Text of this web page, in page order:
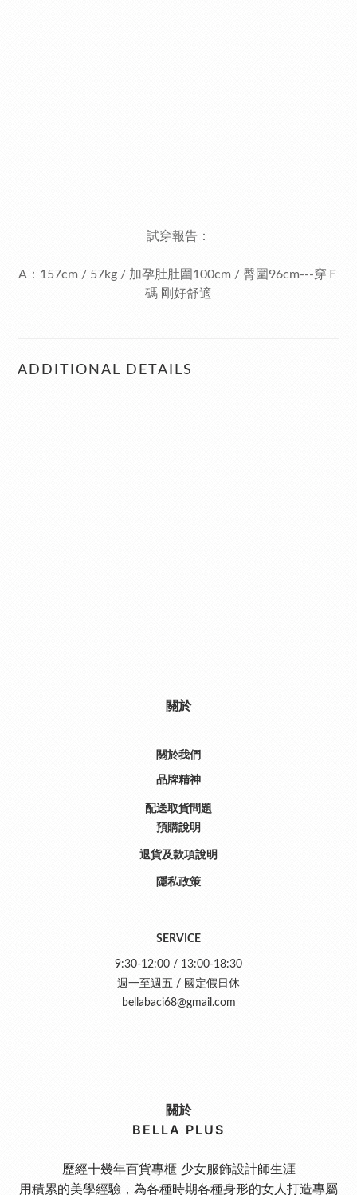
試穿報告：
A：157cm / 57kg / 加孕肚肚圍100cm / 臀圍96cm---穿Ｆ
碼 剛好舒適
ADDITIONAL DETAILS
關於
關於我們
品牌精神
配送取貨問題
預購說明
退貨及款項說明
隱私政策
SERVICE
9:30-12:00 / 13:00-18:30
週一至週五 / 國定假日休
bellabaci68@gmail.com
關於
BELLA PLUS
歷經十幾年百貨專櫃 少女服飾設計師生涯
用積累的美學經驗，為各種時期各種身形的女人打造專屬